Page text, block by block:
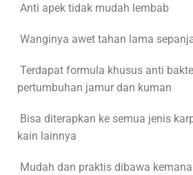
Anti apek tidak mudah lembab
Wanginya awet tahan lama
Terdapat formula khusus anti
pertumbuhan jamur dan kuman
Bisa diterapkan ke semua jenis
kain lainnya
Mudah dan praktis dibawa